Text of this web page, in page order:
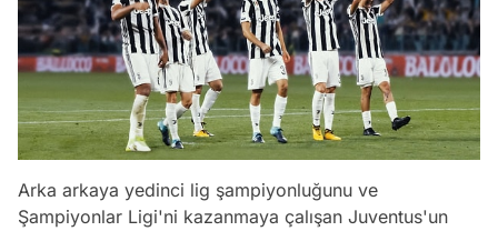
Arka arkaya yedinci lig şampiyonluğunu ve
Şampiyonlar Ligi'ni kazanmaya çalışan Juventus'un